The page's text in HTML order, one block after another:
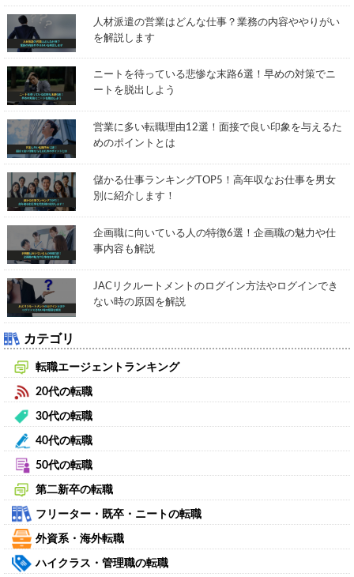
人材派遣の営業はどんな仕事？業務の内容ややりがい
を解説します
ニートを待っている悲惨な末路6選！早めの対策でニ
ートを脱出しよう
営業に多い転職理由12選！面接で良い印象を与えるた
めのポイントとは
儲かる仕事ランキングTOP5！高年収なお仕事を男女
別に紹介します！
企画職に向いている人の特徴6選！企画職の魅力や仕
事内容も解説
JACリクルートメントのログイン方法やログインでき
ない時の原因を解説
カテゴリ
転職エージェントランキング
20代の転職
30代の転職
40代の転職
50代の転職
第二新卒の転職
フリーター・既卒・ニートの転職
外資系・海外転職
ハイクラス・管理職の転職